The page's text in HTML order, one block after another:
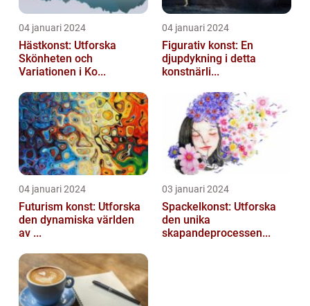
04 januari 2024
Hästkonst: Utforska
Skönheten och
Variationen i Ko...
04 januari 2024
Figurativ konst: En
djupdykning i detta
konstnärli...
04 januari 2024
Futurism konst: Utforska
den dynamiska världen
av ...
03 januari 2024
Spackelkonst: Utforska
den unika
skapandeprocessen...